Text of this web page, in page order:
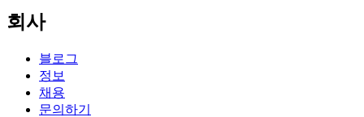
회사
블로그
정보
채용
문의하기